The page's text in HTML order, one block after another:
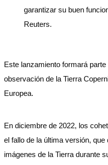
garantizar su buen
Reuters.
Este lanzamiento formará
observación de la Tierra
Europea.
En diciembre de 2022, los
el fallo de la última versión,
imágenes de la Tierra durante